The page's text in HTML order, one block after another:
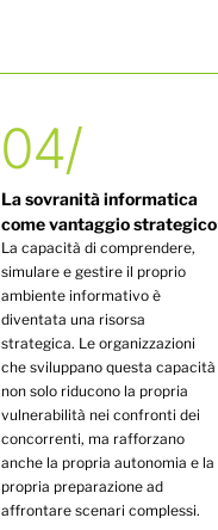
04/
La sovranità informatica
come vantaggio strategico
La capacità di comprendere,
simulare e gestire il proprio
ambiente informativo è
diventata una risorsa
strategica. Le organizzazioni
che sviluppano questa capacità
non solo riducono la propria
vulnerabilità nei confronti dei
concorrenti, ma rafforzano
anche la propria autonomia e la
propria preparazione ad
affrontare scenari complessi.